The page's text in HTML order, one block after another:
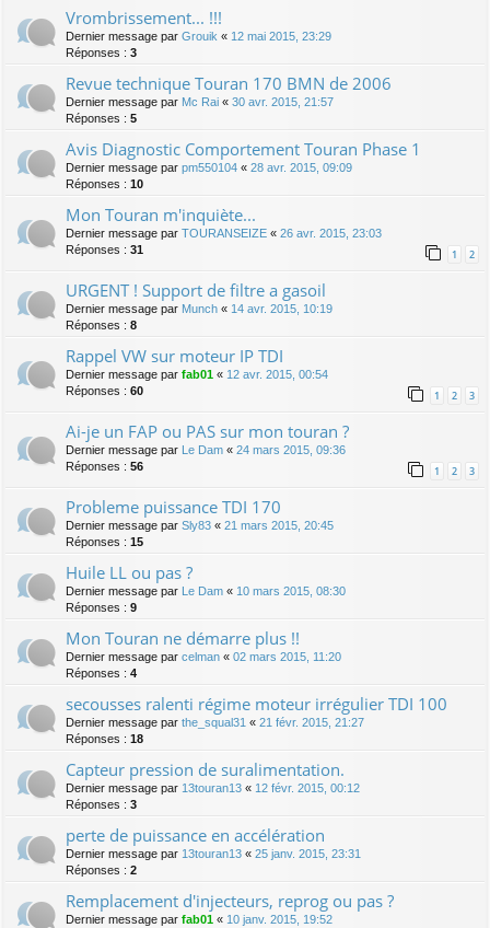
Vrombrissement... !!!
Dernier message par Grouik « 12 mai 2015, 23:29
Réponses : 3
Revue technique Touran 170 BMN de 2006
Dernier message par Mc Rai « 30 avr. 2015, 21:57
Réponses : 5
Avis Diagnostic Comportement Touran Phase 1
Dernier message par pm550104 « 28 avr. 2015, 09:09
Réponses : 10
Mon Touran m'inquiète...
Dernier message par TOURANSEIZE « 26 avr. 2015, 23:03
Réponses : 31 1 2
URGENT ! Support de filtre a gasoil
Dernier message par Munch « 14 avr. 2015, 10:19
Réponses : 8
Rappel VW sur moteur IP TDI
Dernier message par fab01 « 12 avr. 2015, 00:54
Réponses : 60 1 2 3
Ai-je un FAP ou PAS sur mon touran ?
Dernier message par Le Dam « 24 mars 2015, 09:36
Réponses : 56 1 2 3
Probleme puissance TDI 170
Dernier message par Sly83 « 21 mars 2015, 20:45
Réponses : 15
Huile LL ou pas ?
Dernier message par Le Dam « 10 mars 2015, 08:30
Réponses : 9
Mon Touran ne démarre plus !!
Dernier message par celman « 02 mars 2015, 11:20
Réponses : 4
secousses ralenti régime moteur irrégulier TDI 100
Dernier message par the_squal31 « 21 févr. 2015, 21:27
Réponses : 18
Capteur pression de suralimentation.
Dernier message par 13touran13 « 12 févr. 2015, 00:12
Réponses : 3
perte de puissance en accélération
Dernier message par 13touran13 « 25 janv. 2015, 23:31
Réponses : 2
Remplacement d'injecteurs, reprog ou pas ?
Dernier message par fab01 « 10 janv. 2015, 19:52